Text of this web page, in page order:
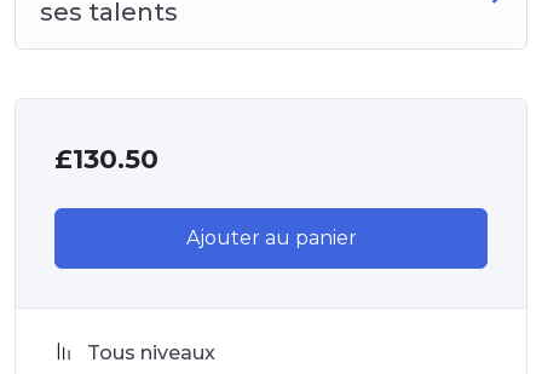
ses talents
£130.50
Ajouter au panier
Tous niveaux